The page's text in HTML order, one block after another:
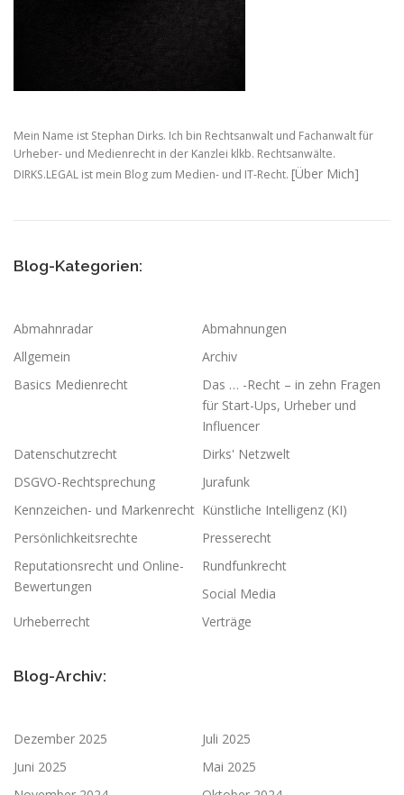
Mein Name ist Stephan Dirks. Ich bin Rechtsanwalt und Fachanwalt für
Urheber- und Medienrecht in der Kanzlei klkb. Rechtsanwälte.
DIRKS.LEGAL ist mein Blog zum Medien- und IT-Recht. [Über Mich]
Blog-Kategorien:
Abmahnradar
Abmahnungen
Allgemein
Archiv
Basics Medienrecht
Das … -Recht – in zehn Fragen
für Start-Ups, Urheber und
Influencer
Datenschutzrecht
Dirks' Netzwelt
DSGVO-Rechtsprechung
Jurafunk
Kennzeichen- und Markenrecht Künstliche Intelligenz (KI)
Persönlichkeitsrechte
Presserecht
Reputationsrecht und Online-
Bewertungen
Rundfunkrecht
Social Media
Urheberrecht
Verträge
Blog-Archiv:
Dezember 2025
Juli 2025
Juni 2025
Mai 2025